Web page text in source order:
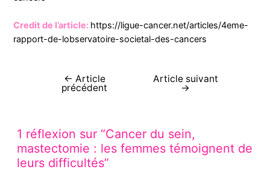
Credit de l’article: https://ligue-cancer.net/articles/4eme-
rapport-de-lobservatoire-societal-des-cancers
← Article
précédent
Article suivant
→
1 réflexion sur “Cancer du sein,
mastectomie : les femmes témoignent de
leurs difficultés”